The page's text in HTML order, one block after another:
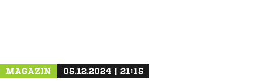
MAGAZIN 05.12.2024 | 21:15